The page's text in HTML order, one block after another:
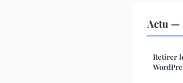
Actu —
Retirer